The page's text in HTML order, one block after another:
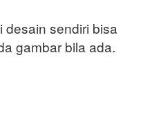
desain sendiri bisa
gambar bila ada.